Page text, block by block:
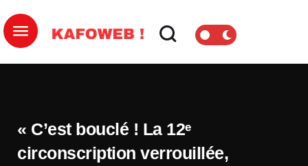
« C’est bouclé ! La 12ᵉ
circonscription verrouillée,